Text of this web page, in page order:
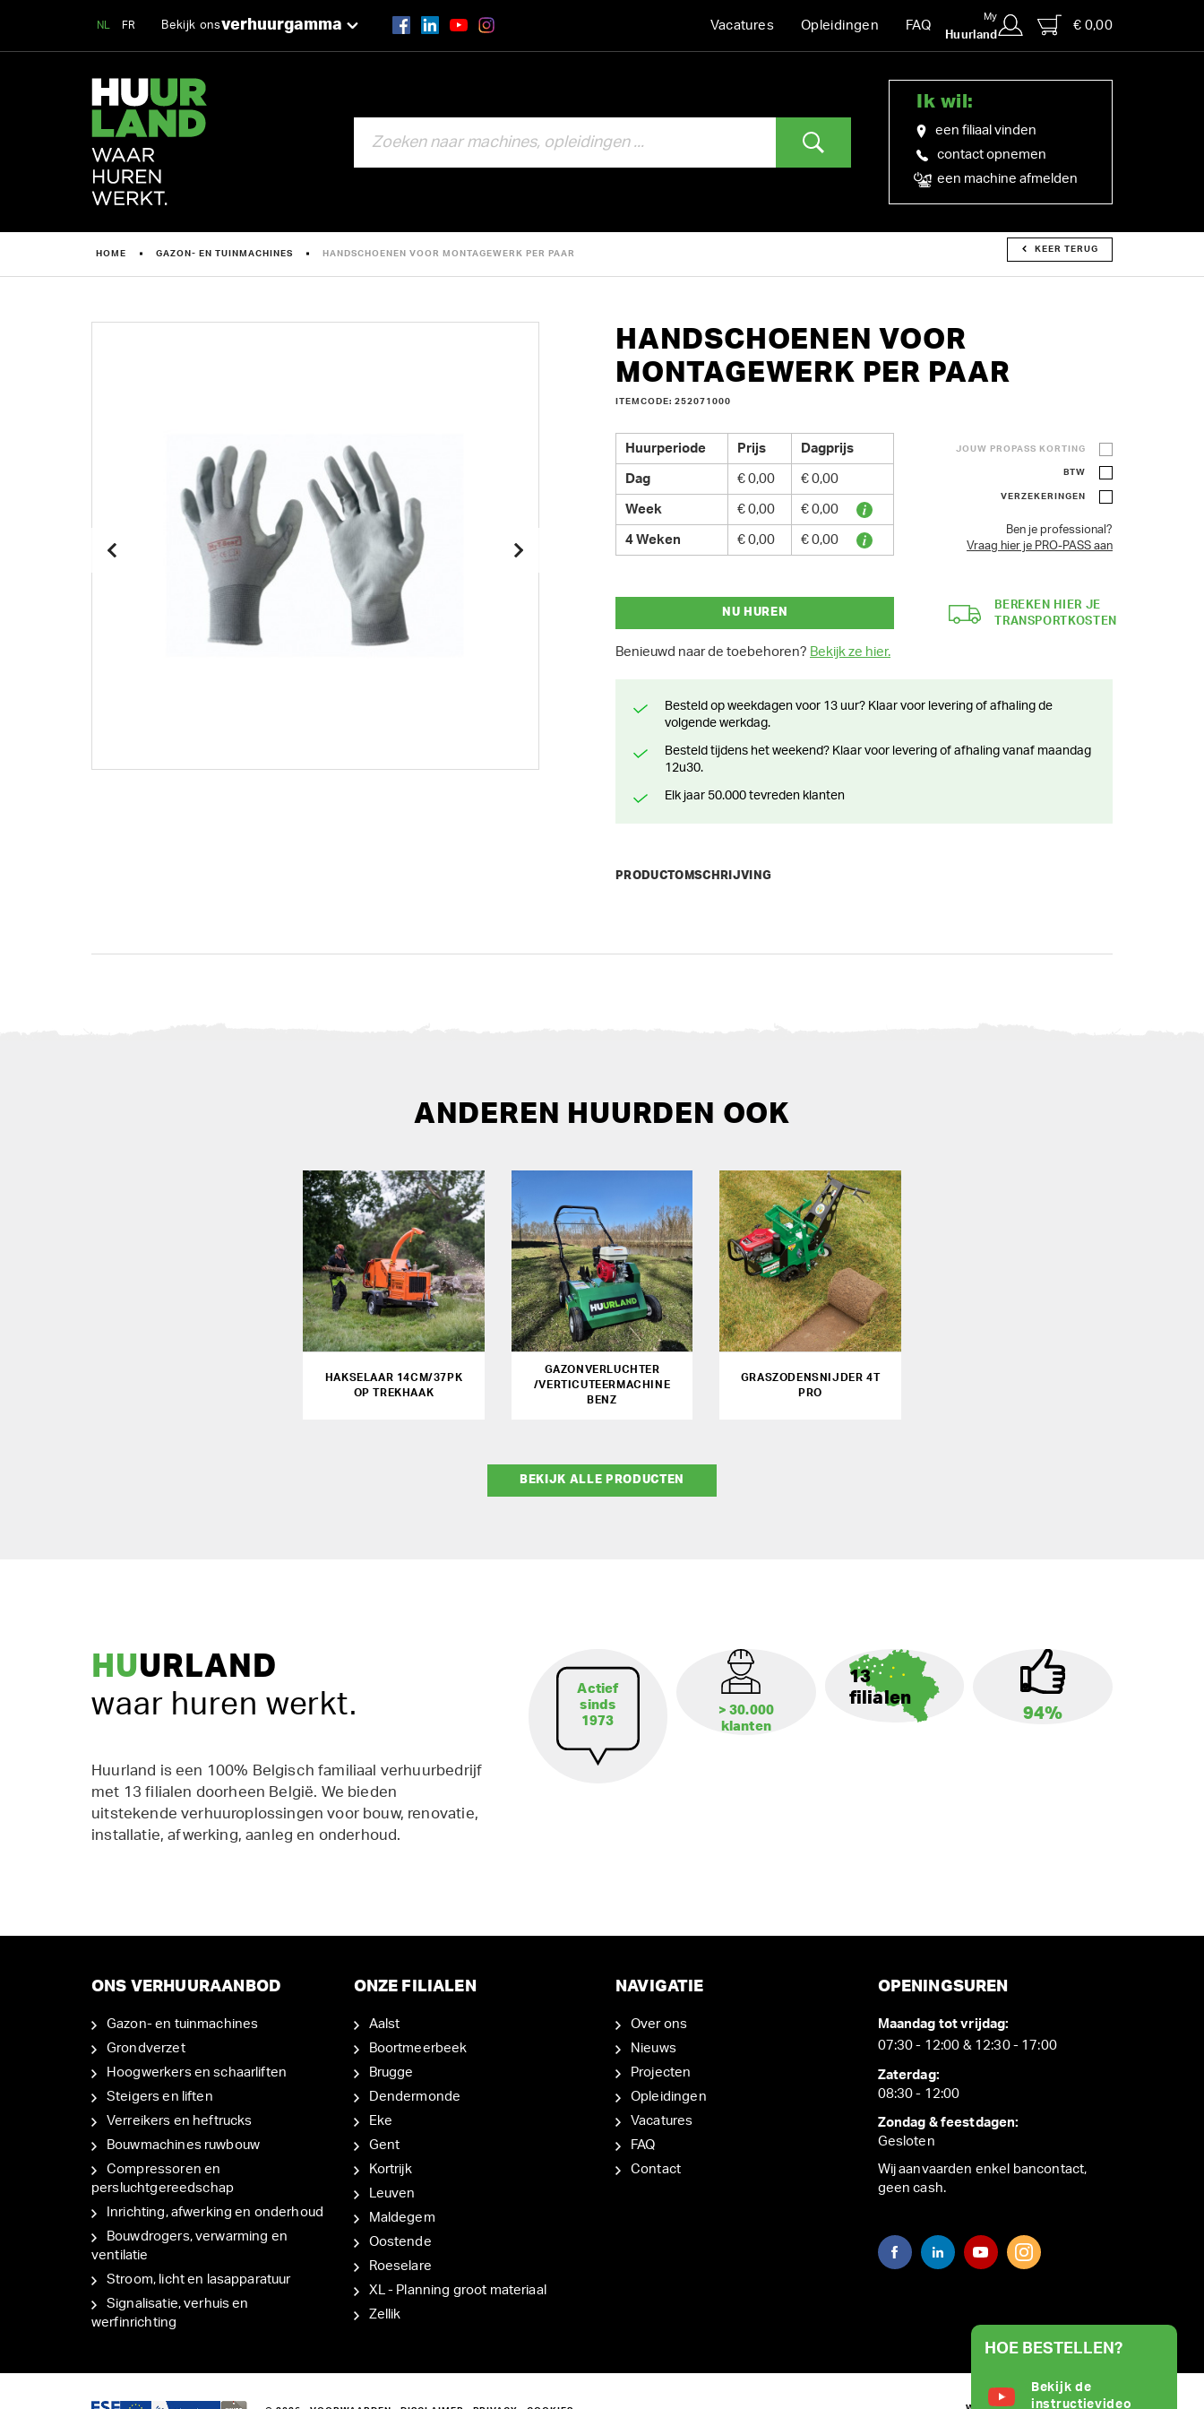
NL FR Bekijk onsverhuurgamma Vacatures Opleidingen FAQ
My
Huurland
€ 0,00
Ik wil:
een filiaal vinden
contact opnemen
een machine afmelden
HOME GAZON- EN TUINMACHINES HANDSCHOENEN VOOR MONTAGEWERK PER PAAR KEER TERUG
HANDSCHOENEN VOOR
MONTAGEWERK PER PAAR
ITEMCODE: 252071000
Huurperiode Prijs Dagprijs
Dag € 0,00 € 0,00
Week € 0,00 € 0,00
4 Weken € 0,00 € 0,00
JOUW PROPASS KORTING
BTW
VERZEKERINGEN
Ben je professional?
Vraag hier je PRO-PASS aan
NU HUREN
Benieuwd naar de toebehoren? Bekijk ze hier.
BEREKEN HIER JE
TRANSPORTKOSTEN
Besteld op weekdagen voor 13 uur? Klaar voor levering of afhaling de
volgende werkdag.
Besteld tijdens het weekend? Klaar voor levering of afhaling vanaf maandag
12u30.
Elk jaar 50.000 tevreden klanten
PRODUCTOMSCHRIJVING
ANDEREN HUURDEN OOK
HAKSELAAR 14CM/37PK
OP TREKHAAK
GAZONVERLUCHTER
/VERTICUTEERMACHINE
BENZ
GRASZODENSNIJDER 4T
PRO
BEKIJK ALLE PRODUCTEN
HUURLAND
waar huren werkt.
Huurland is een 100% Belgisch familiaal verhuurbedrijf
met 13 filialen doorheen België. We bieden
uitstekende verhuuroplossingen voor bouw, renovatie,
installatie, afwerking, aanleg en onderhoud.
Actief
sinds
1973
> 30.000
klanten
13
filialen
94%
ONS VERHUURAANBOD
Gazon- en tuinmachines
Grondverzet
Hoogwerkers en schaarliften
Steigers en liften
Verreikers en heftrucks
Bouwmachines ruwbouw
Compressoren en
persluchtgereedschap
Inrichting, afwerking en onderhoud
Bouwdrogers, verwarming en
ventilatie
Stroom, licht en lasapparatuur
Signalisatie, verhuis en
werfinrichting
ONZE FILIALEN
Aalst
Boortmeerbeek
Brugge
Dendermonde
Eke
Gent
Kortrijk
Leuven
Maldegem
Oostende
Roeselare
XL - Planning groot materiaal
Zellik
NAVIGATIE
Over ons
Nieuws
Projecten
Opleidingen
Vacatures
FAQ
Contact
OPENINGSUREN
Maandag tot vrijdag:
07:30 - 12:00 & 12:30 - 17:00
Zaterdag:
08:30 - 12:00
Zondag & feestdagen:
Gesloten
Wij aanvaarden enkel bancontact,
geen cash.
HOE BESTELLEN?
Bekijk de
instructievideo